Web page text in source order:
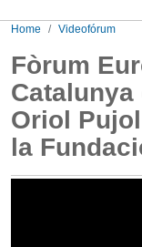
Home Videofórum
Fòrum
Oriol
la